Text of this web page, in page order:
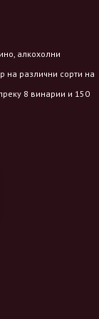
алкохолни
на различни сорти на
8 винарии и 150